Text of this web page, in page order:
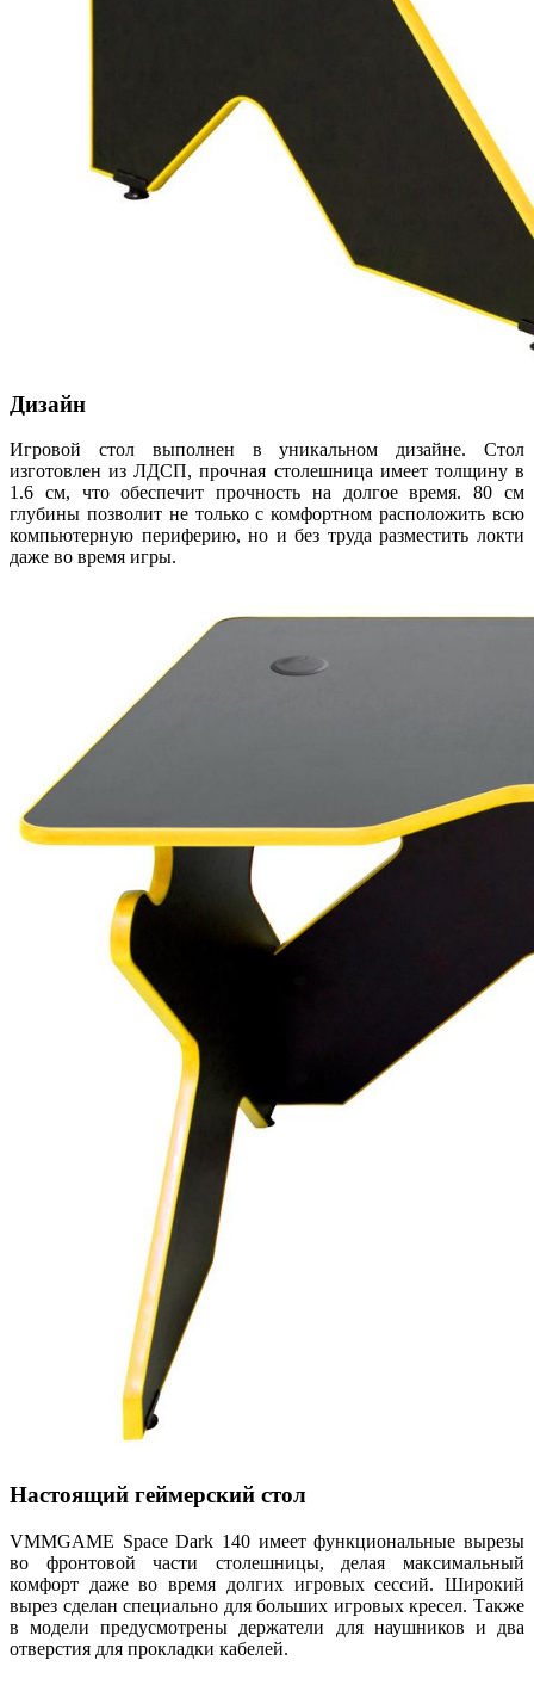
Дизайн
Игровой стол выполнен в уникальном дизайне. Стол
изготовлен из ЛДСП, прочная столешница имеет толщину в
1.6 см, что обеспечит прочность на долгое время. 80 см
глубины позволит не только с комфортном расположить всю
компьютерную периферию, но и без труда разместить локти
даже во время игры.
Настоящий геймерский стол
VMMGAME Space Dark 140 имеет функциональные вырезы
во фронтовой части столешницы, делая максимальный
комфорт даже во время долгих игровых сессий. Широкий
вырез сделан специально для больших игровых кресел. Также
в модели предусмотрены держатели для наушников и два
отверстия для прокладки кабелей.